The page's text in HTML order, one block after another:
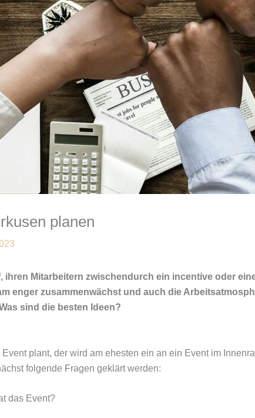
planen
ihren Mitarbeitern zwischendurch ein incentive oder
enger zusammenwächst und auch die
sind die besten Ideen?
plant, der wird am ehesten ein an ein Event im
folgende Fragen geklärt werden:
das Event?